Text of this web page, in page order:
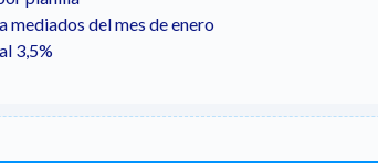
mediados del mes de enero
3,5%